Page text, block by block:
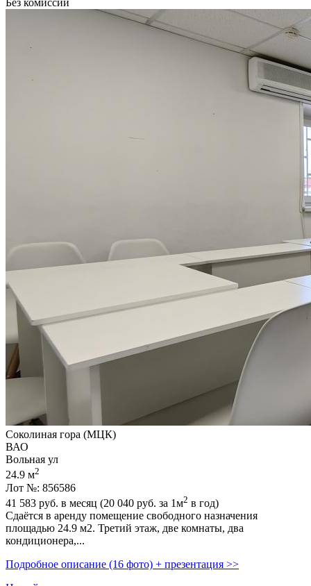
Без комиссии
Соколиная гора (МЦК)
ВАО
Вольная ул
24.9 м2
Лот №: 856586
41 583 руб. в месяц (20 040 руб. за 1м2 в год)
Сдаётся в аренду помещение свободного назначения
площадью 24.9 м2. Третий этаж,­ две комнаты,­ два
кондиционера,­...
Подробное описание (16 фото) + презентация >>